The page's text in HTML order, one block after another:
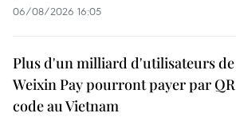
06/08/2026 16:05
Plus d'un milliard d'utilisateurs de
Weixin Pay pourront payer par QR
code au Vietnam